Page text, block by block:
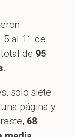
5 al 11 de
de 95
.
solo siete
página y
68